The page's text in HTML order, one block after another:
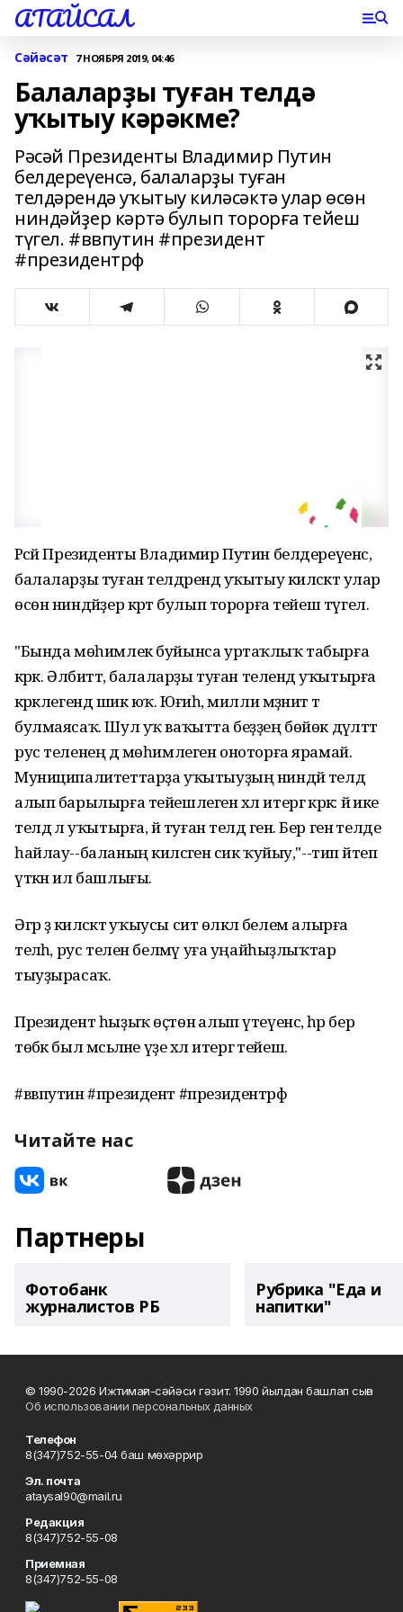
АТАЙСАЛ
Сәйәсәт 7 НОЯБРЯ 2019, 04:46
Балаларҙы туған телдә
уҡытыу кәрәкме?
Рәсәй Президенты Владимир Путин
белдереүенсә, балаларҙы туған
телдәрендә уҡытыу киләсәктә улар өсөн
ниндәйҙер кәртә булып торорға тейеш
түгел. #ввпутин #президент
#президентрф
Рәсәй Президенты Владимир Путин белдереүенсә,
балаларҙы туған телдәрендә уҡытыу киләсәктә улар
өсөн ниндәйҙер кәртә булып торорға тейеш түгел.
"Бында мөһимлек буйынса уртаҡлыҡ табырға
кәрәк. Әлбиттә, балаларҙы туған телендә уҡытырға
кәрәклегендә шик юҡ. Юғиһә, милли мәҙәниәт тә
булмаясаҡ. Шул уҡ ваҡытта беҙҙең бөйөк дәүләттә
рус теленең дә мөһимлеген оноторға ярамай.
Муниципалитеттарҙа уҡытыуҙың ниндәй телдә
алып барылырға тейешлеген хәл итергә кәрәк: йә ике
телдә лә уҡытырға, йә туған телдә генә. Бер генә телде
һайлау--баланың киләсәгенә сик ҡуйыу,"--тип әйтеп
үткән ил башлығы.
Әгәр ҙә киләсәктә уҡыусы сит өлкәлә белем алырға
теләһә, рус телен белмәү уға уңайһыҙлыҡтар
тыуҙырасаҡ.
Президент һыҙыҡ өҫтөнә алып үтеүенсә, һәр бер
төбәк был мәсьәләне үҙе хәл итергә тейеш.
#ввпутин #президент #президентрф
Читайте нас
Партнеры
Фотобанк
журналистов РБ
Рубрика "Еда и
напитки"
© 1990-2026 Ижтимағи-сәйәси гәзит. 1990 йылдан башлап сыға
Об использовании персональных данных
Телефон
8(347)752-55-04 баш мөхәррир
Эл. почта
ataysal90@mail.ru
Редакция
8(347)752-55-08
Приемная
8(347)752-55-08